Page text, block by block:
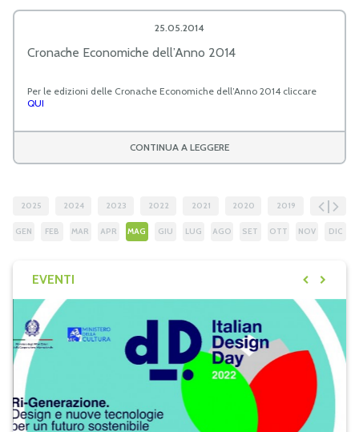
25.05.2014
Cronache Economiche dell’Anno 2014
Per le edizioni delle Cronache Economiche dell’Anno 2014 cliccare
QUI
CONTINUA A LEGGERE
2025 2024 2023 2022 2021 2020 2019 2018
GEN FEB MAR APR MAG GIU LUG AGO SET OTT NOV DIC
EVENTI